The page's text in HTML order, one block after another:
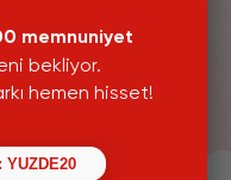
memnuniyet
bekliyor.
hemen hisset!
YUZDE20